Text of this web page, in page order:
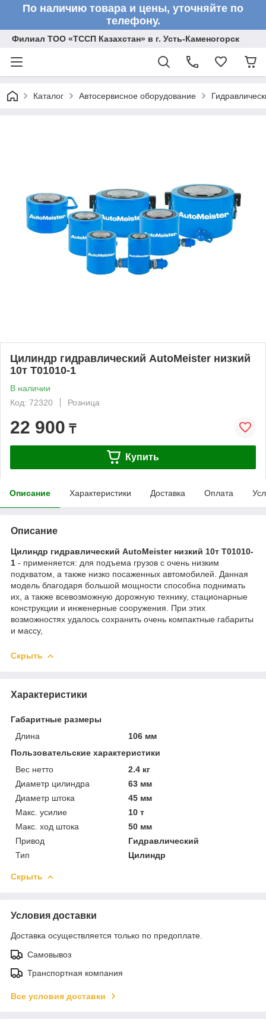
По наличию товара и цены, уточняйте по
телефону.
Филиал ТОО «ТССП Казахстан» в г. Усть-Каменогорск
Каталог Автосервисное оборудование
Цилиндр гидравлический AutoMeister низкий
10т T01010-1
В наличии
Код: 72320
Розница
22 900 ₸
Купить
Описание Характеристики Доставка Оплата
Описание
Цилиндр гидравлический AutoMeister низкий 10т T01010-
1 - применяется: для подъема грузов с очень низким
подхватом, а также низко посаженных автомобилей. Данная
модель благодаря большой мощности способна поднимать
их, а также всевозможную дорожную технику, стационарные
конструкции и инженерные сооружения. При этих
возможностях удалось сохранить очень компактные габариты
и массу,
Скрыть
Характеристики
Габаритные размеры
Длина
106 мм
Пользовательские характеристики
Вес нетто
2.4 кг
Диаметр цилиндра
63 мм
Диаметр штока
45 мм
Макс. усилие
10 т
Макс. ход штока
50 мм
Привод
Гидравлический
Тип
Цилиндр
Скрыть
Условия доставки
Доставка осуществляется только по предоплате.
Самовывоз
Транспортная компания
Все условия доставки